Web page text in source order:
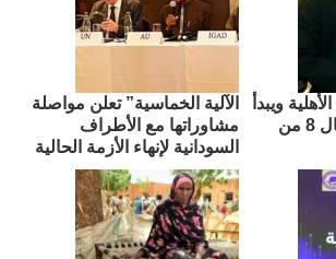
ويبدأ
بناء السلام؟ (المقال 8 من
الآلية الخماسية” تعلن مواصلة
مشاوراتها مع الأطراف
السودانية لإنهاء الأزمة الحالية